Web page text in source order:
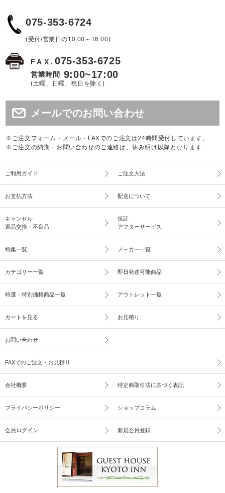
075-353-6724
(受付/営業日の10:00～16:00)
FAX.075-353-6725
営業時間 9:00~17:00
(土曜、日曜、祝日を除く)
メールでのお問い合わせ
※ご注文フォーム・メール・FAXでのご注文は24時間受付しています。
※ご注文の納期・お問い合わせのご連絡は、休み明け以降となります
ご利用ガイド ご注文方法
お支払方法 配送について
キャンセル
返品交換・不良品
保証
アフターサービス
特集一覧 メーカー一覧
カテゴリー一覧 即日発送可能商品
特選・特別価格商品一覧 アウトレット一覧
カートを見る お見積り
お問い合わせ
FAXでのご注文・お見積り
会社概要 特定商取引法に基づく表記
プライバシーポリシー ショップコラム
会員ログイン 新規会員登録